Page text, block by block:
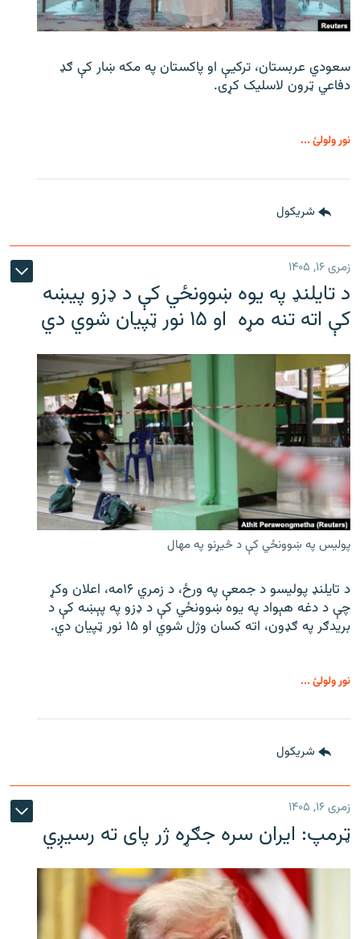
سعودي عربستان، ترکیې او پاکستان په مکه ښار کې ګډ
دفاعي ټرون لاسلیک کړی.
نور ولولئ ...
شريکول
زمری ۱۶, ۱۴۰۵
د تایلنډ په یوه ښوونځي کې د ډزو پیښه
کې اته تنه مړه او ۱۵ نور ټپیان شوي دي
پولیس په ښوونځي کې د څیړنو په مهال
د تایلنډ پولیسو د جمعې په ورځ، د زمري ۱۶مه، اعلان وکړ
چې د دغه هېواد په یوه ښوونځي کې د ډزو په پېښه کې د
بریدګر په ګډون، اته کسان وژل شوي او ۱۵ نور ټپیان دي.
نور ولولئ ...
شريکول
زمری ۱۶, ۱۴۰۵
ټرمپ: ایران سره جګړه ژر پای ته رسیږي